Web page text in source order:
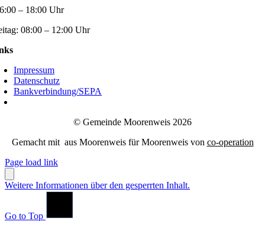
– 18:00 Uhr
08:00 – 12:00 Uhr
Impressum
Datenschutz
Bankverbindung/SEPA
© Gemeinde Moorenweis 2026
Gemacht mit aus Moorenweis für Moorenweis von co-operation
Page load link
Weitere Informationen über den gesperrten Inhalt.
Go to Top